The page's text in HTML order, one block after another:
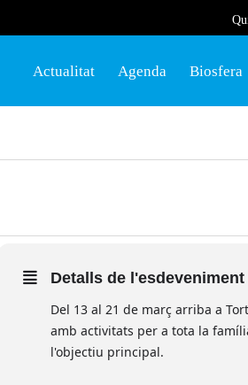
Actualitat Agenda Biosfera
Detalls de l'esdeveniment
Del 13 al 21 de març arriba a
amb activitats per a tota la
l'objectiu principal.